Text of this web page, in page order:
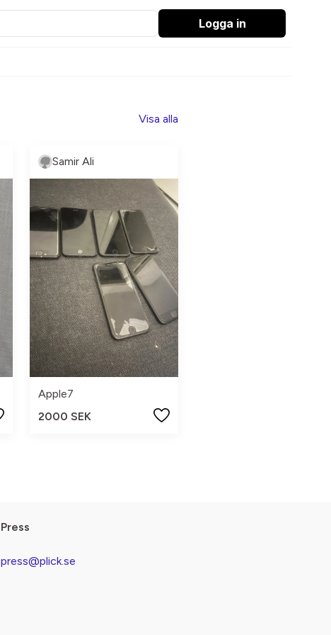
Logga in
Visa alla
Samir Ali
Apple7
2000 SEK
Press
press@plick.se